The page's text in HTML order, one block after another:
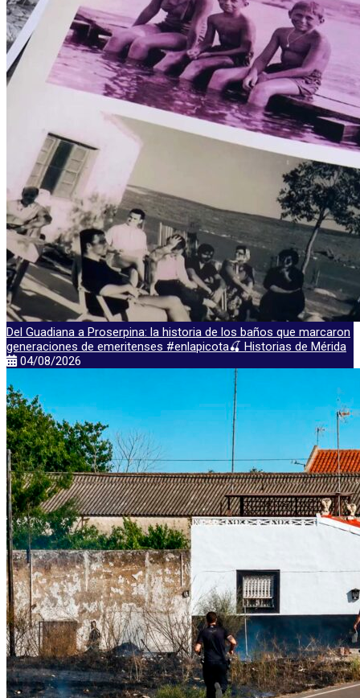
Del Guadiana a Proserpina: la historia de los baños que marcaron
generaciones de emeritenses #enlapicota🍒 Historias de Mérida
04/08/2026